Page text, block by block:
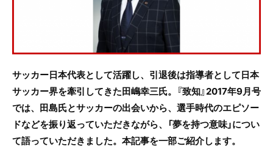
サッカー日本代表として活躍し、引退後は指導者として日本
サッカー界を牽引してきた田嶋幸三氏。『致知』2017年9月号
では、田島氏とサッカーの出会いから、選手時代のエピソー
ドなどを振り返っていただきながら、「夢を持つ意味」につい
て語っていただきました。本記事を一部ご紹介します。